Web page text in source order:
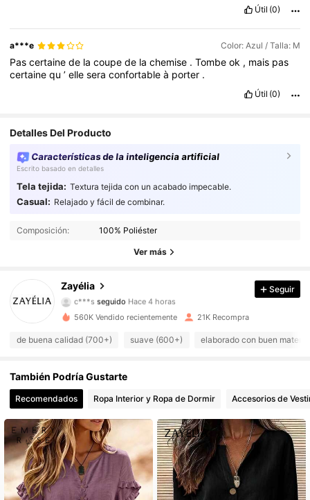
Útil (0)
a***e Color: Azul / Talla: M
Pascertainede lacoupede lachemise .Tombeok , mais pas
certainequ’elleseraconfortableà porter .
Útil (0)
Detalles Del Producto
Características de la inteligencia artificial
Escrito basado en detalles
Tela tejida: Textura tejida con un acabado impecable.
Casual: Relajado y fácil de combinar.
Composición: 100% Poliéster
Ver más
Zayélia
4.57 10K Seguidores
c***s
4.57
10K Seguidores
4.57 10K Seguidores
4.57 10K Seguidores
4.57 10K Seguidores
4.57 10K Seguidores
10K Seguidores
Seguir
560K Vendido recientemente 21K Recompra
de buena calidad (700+) suave (600+) elaborado con buen
También Podría Gustarte
Recomendados Ropa Interior y Ropa de Dormir Accesorios de